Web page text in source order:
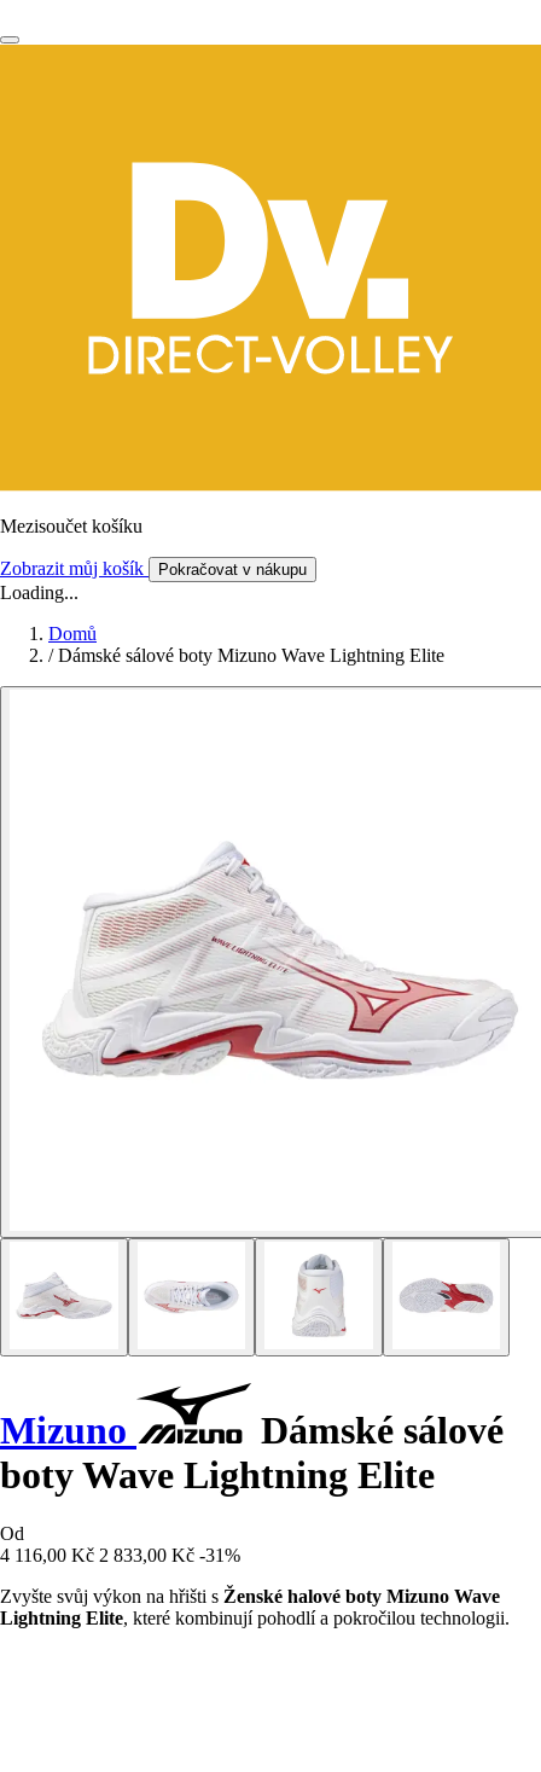
Mezisoučet košíku
Zobrazit můj košík Pokračovat v nákupu
Loading...
Domů
/ Dámské sálové boty Mizuno Wave Lightning Elite
Mizuno
Dámské sálové
boty Wave Lightning Elite
Od
4 116,00 Kč 2 833,00 Kč -31%
Zvyšte svůj výkon na hřišti s Ženské halové boty Mizuno Wave
Lightning Elite, které kombinují pohodlí a pokročilou technologii.